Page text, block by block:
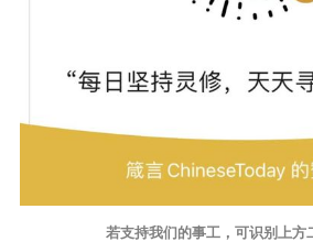
若支持我们的事工，可识别上方